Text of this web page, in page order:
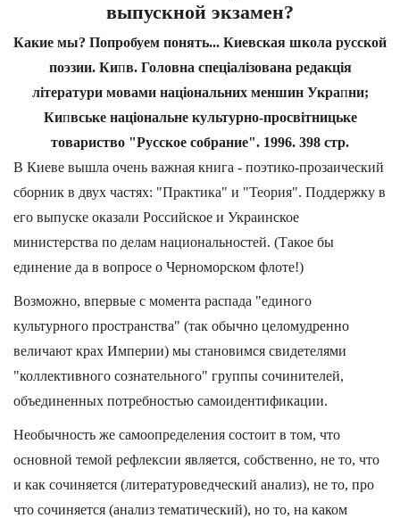
выпускной экзамен?
Какие мы? Попробуем понять... Киевская школа русской
поэзии. Кипв. Головна спецiалiзована редакцiя
лiтератури мовами нацiональних меншин Украпни;
Кипвське нацiональне культурно-просвiтницьке
товариство "Русское собрание". 1996. 398 стр.
В Киеве вышла очень важная книга - поэтико-прозаический
сборник в двух частях: "Практика" и "Теория". Поддержку в
его выпуске оказали Российское и Украинское
министерства по делам национальностей. (Такое бы
единение да в вопросе о Черноморском флоте!)
Возможно, впервые с момента распада "единого
культурного пространства" (так обычно целомудренно
величают крах Империи) мы становимся свидетелями
"коллективного сознательного" группы сочинителей,
объединенных потребностью самоидентификации.
Необычность же самоопределения состоит в том, что
основной темой рефлексии является, собственно, не то, что
и как сочиняется (литературоведческий анализ), не то, про
что сочиняется (анализ тематический), но то, на каком